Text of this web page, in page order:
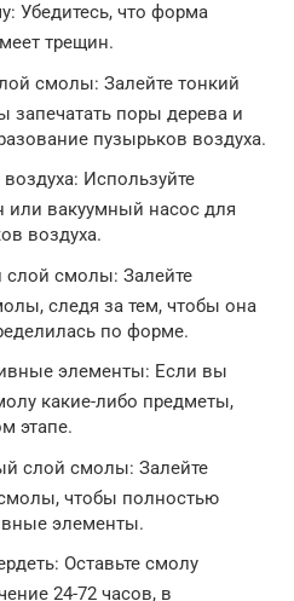
Убедитесь, что форма
трещин.
смолы: Залейте тонкий
запечатать поры дерева и
пузырьков воздуха.
Используйте
или вакуумный насос для
воздуха.
слой смолы: Залейте
следя за тем, чтобы она
по форме.
элементы: Если вы
какие-либо предметы,
этапе.
слой смолы: Залейте
чтобы полностью
элементы.
Оставьте смолу
24-72 часов, в